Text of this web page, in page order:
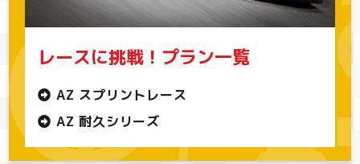
レースに挑戦！プラン一覧
AZ スプリントレース
AZ 耐久シリーズ